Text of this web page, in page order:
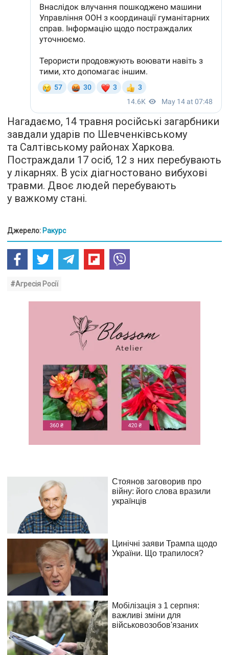
Нагадаємо, 14 травня російські загарбники
завдали ударів по Шевченківському
та Салтівському районах Харкова.
Постраждали 17 осіб, 12 з них перебувають
у лікарнях. В усіх діагностовано вибухові
травми. Двоє людей перебувають
у важкому стані.
Джерело: Ракурс
#Агресія Росії